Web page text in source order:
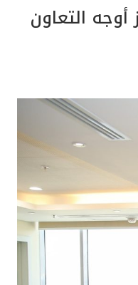
التعاون